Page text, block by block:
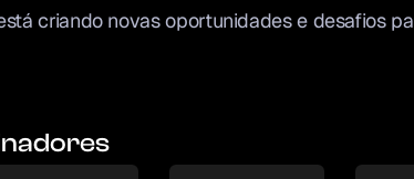
criando novas oportunidades e desafios